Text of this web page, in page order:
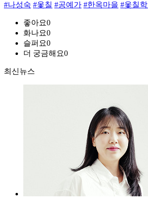
#나성숙 #옻칠 #공예가 #한옥마을 #옻칠
좋아요0
화나요0
슬퍼요0
더 궁금해요0
최신뉴스